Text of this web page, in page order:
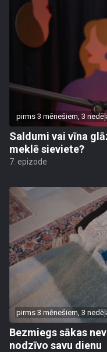
pirms 3 mēnešiem, 3
Saldumi vai vīna
meklē sieviete?
7. epizode
pirms 3 mēnešiem, 3
Bezmiegs sākas
nodzīvo savu dienu